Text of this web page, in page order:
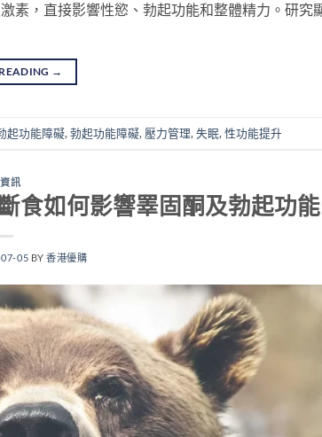
素，直接影響性慾、勃起功能和整體精力。研究
→
起功能障礙, 勃起功能障礙, 壓力管理, 失眠, 性功能提升
訊
食如何影響睪固酮及勃起功能
05 BY香港優購